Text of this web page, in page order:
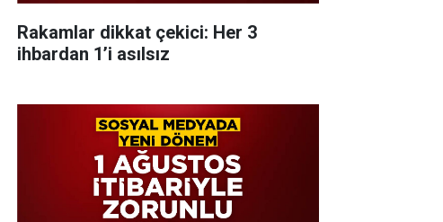
Rakamlar dikkat çekici: Her 3
ihbardan 1’i asılsız